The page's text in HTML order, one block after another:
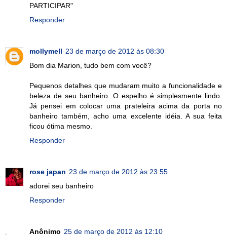
PARTICIPAR"
Responder
mollymell 23 de março de 2012 às 08:30
Bom dia Marion, tudo bem com você?
Pequenos detalhes que mudaram muito a funcionalidade e
beleza de seu banheiro. O espelho é simplesmente lindo.
Já pensei em colocar uma prateleira acima da porta no
banheiro também, acho uma excelente idéia. A sua feita
ficou ótima mesmo.
Responder
rose japan 23 de março de 2012 às 23:55
adorei seu banheiro
Responder
Anônimo 25 de março de 2012 às 12:10